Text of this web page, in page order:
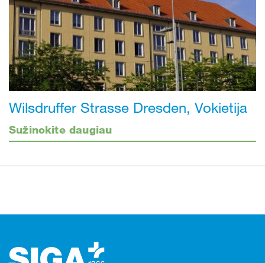
Wilsdruffer Strasse Dresden, Vokietija
Sužinokite daugiau